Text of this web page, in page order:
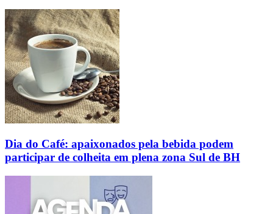
Dia do Café: apaixonados pela bebida podem
participar de colheita em plena zona Sul de BH